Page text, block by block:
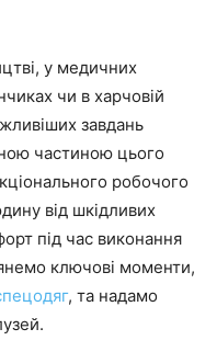
у медичних
чи в харчовій
завдань
частиною цього
робочого
від шкідливих
під час виконання
ключові моменти,
, та надамо